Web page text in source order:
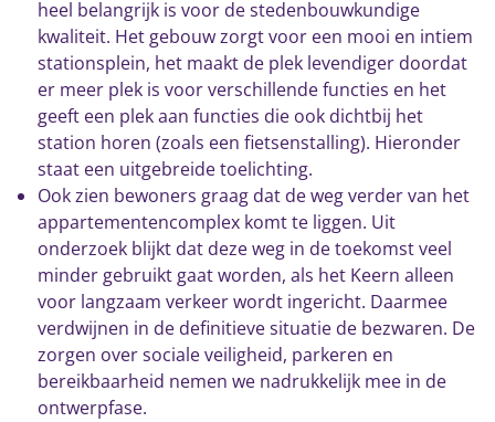
heel belangrijk is voor de stedenbouwkundige
kwaliteit. Het gebouw zorgt voor een mooi en intiem
stationsplein, het maakt de plek levendiger doordat
er meer plek is voor verschillende functies en het
geeft een plek aan functies die ook dichtbij het
station horen (zoals een fietsenstalling). Hieronder
staat een uitgebreide toelichting.
Ook zien bewoners graag dat de weg verder van het
appartementencomplex komt te liggen. Uit
onderzoek blijkt dat deze weg in de toekomst veel
minder gebruikt gaat worden, als het Keern alleen
voor langzaam verkeer wordt ingericht. Daarmee
verdwijnen in de definitieve situatie de bezwaren. De
zorgen over sociale veiligheid, parkeren en
bereikbaarheid nemen we nadrukkelijk mee in de
ontwerpfase.